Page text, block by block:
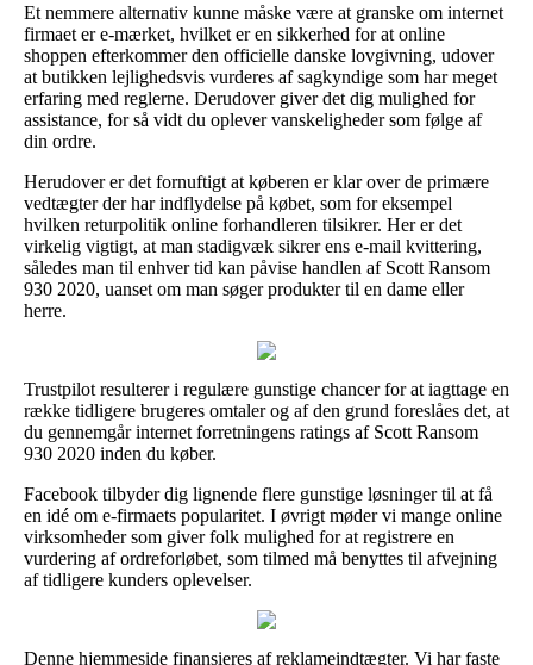
Et nemmere alternativ kunne måske være at granske om internet
firmaet er e-mærket, hvilket er en sikkerhed for at online
shoppen efterkommer den officielle danske lovgivning, udover
at butikken lejlighedsvis vurderes af sagkyndige som har meget
erfaring med reglerne. Derudover giver det dig mulighed for
assistance, for så vidt du oplever vanskeligheder som følge af
din ordre.
Herudover er det fornuftigt at køberen er klar over de primære
vedtægter der har indflydelse på købet, som for eksempel
hvilken returpolitik online forhandleren tilsikrer. Her er det
virkelig vigtigt, at man stadigvæk sikrer ens e-mail kvittering,
således man til enhver tid kan påvise handlen af Scott Ransom
930 2020, uanset om man søger produkter til en dame eller
herre.
Trustpilot resulterer i regulære gunstige chancer for at iagttage en
række tidligere brugeres omtaler og af den grund foreslåes det, at
du gennemgår internet forretningens ratings af Scott Ransom
930 2020 inden du køber.
Facebook tilbyder dig lignende flere gunstige løsninger til at få
en idé om e-firmaets popularitet. I øvrigt møder vi mange online
virksomheder som giver folk mulighed for at registrere en
vurdering af ordreforløbet, som tilmed må benyttes til afvejning
af tidligere kunders oplevelser.
Denne hjemmeside finansieres af reklameindtægter. Vi har faste